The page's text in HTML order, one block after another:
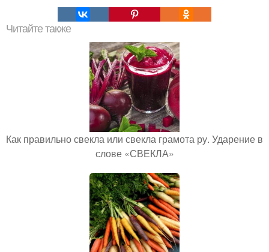
Читайте также
Как правильно свекла или свекла грамота ру. Ударение в
слове «СВЕКЛА»